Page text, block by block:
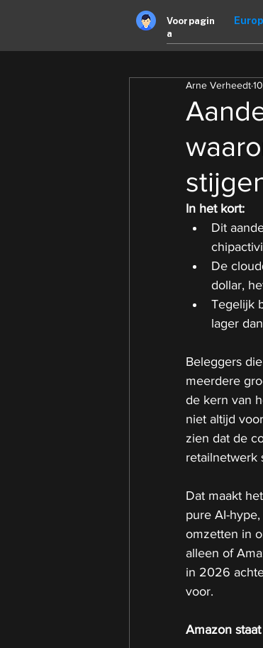
Voorpagin
a
Arne Verheedt
In het kort:
Dit
De
dollar,
Tegelijk
lager
Beleggers
meerdere
de kern van
niet altijd
zien dat de
retailnetwerk
Dat maakt
pure AI-
omzetten in
alleen of
in 2026
voor.
Amazon